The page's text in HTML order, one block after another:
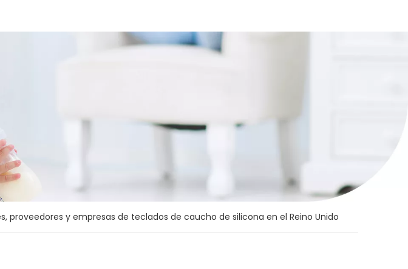
proveedores y empresas de teclados de caucho de silicona en el Reino Unido